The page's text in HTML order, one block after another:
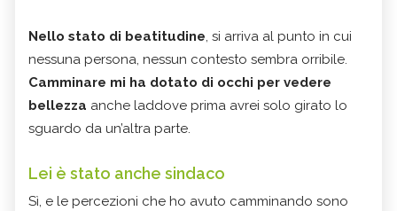
Nello stato di beatitudine, si arriva al punto in cui
nessuna persona, nessun contesto sembra orribile.
Camminare mi ha dotato di occhi per vedere
bellezza anche laddove prima avrei solo girato lo
sguardo da un’altra parte.
Lei è stato anche sindaco
Sì, e le percezioni che ho avuto camminando sono